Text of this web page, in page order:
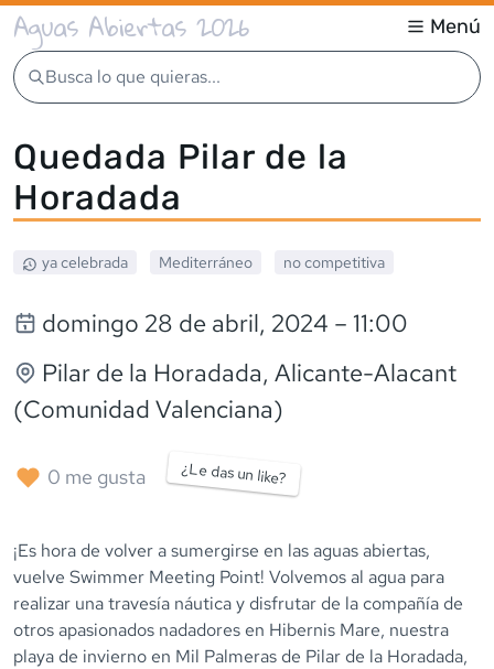
Aguas Abiertas 2026 Menú
Busca lo que quieras...
Quedada Pilar de la
Horadada
ya celebrada Mediterráneo no competitiva
domingo 28 de abril, 2024 – 11:00
Pilar de la Horadada, Alicante-Alacant
(Comunidad Valenciana)
0 me gusta ¿Le das un like?
¡Es hora de volver a sumergirse en las aguas abiertas,
vuelve Swimmer Meeting Point! Volvemos al agua para
realizar una travesía náutica y disfrutar de la compañía de
otros apasionados nadadores en Hibernis Mare, nuestra
playa de invierno en Mil Palmeras de Pilar de la Horadada,